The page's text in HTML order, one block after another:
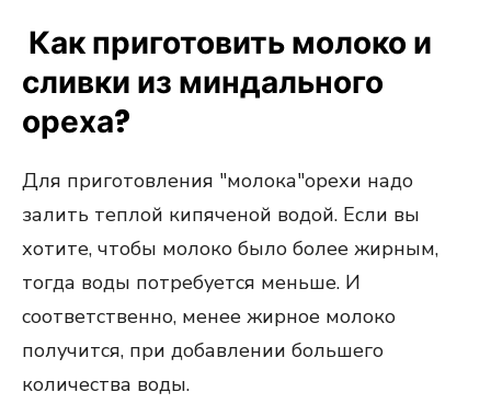
Как приготовить молоко и
сливки из миндального
ореха?
Для приготовления "молока"орехи надо
залить теплой кипяченой водой. Если вы
хотите, чтобы молоко было более жирным,
тогда воды потребуется меньше. И
соответственно, менее жирное молоко
получится, при добавлении большего
количества воды.